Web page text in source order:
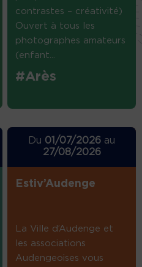
contrastes – créativité)
Ouvert à tous les
photographes amateurs
(enfant...
#Arès
Du 01/07/2026 au
27/08/2026
Estiv’Audenge
La Ville d’Audenge et
les associations
Audengeoises vous